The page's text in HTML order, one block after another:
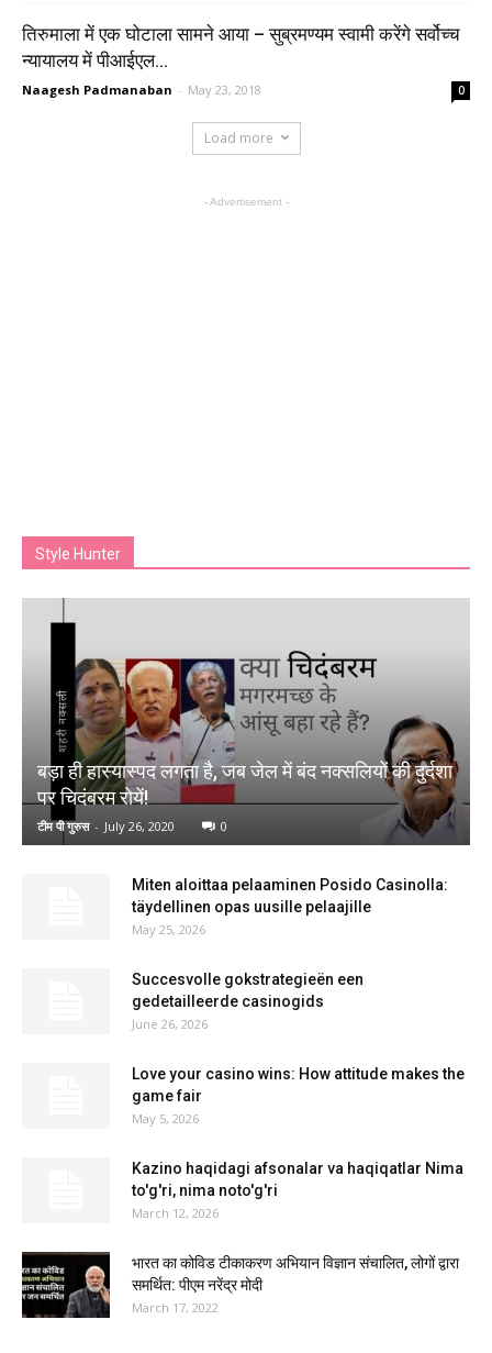
तिरुमाला में एक घोटाला सामने आया – सुब्रमण्यम स्वामी करेंगे सर्वोच्च
न्यायालय में पीआईएल...
Naagesh Padmanaban - May 23, 2018 0
Load more
- Advertisement -
Style Hunter
बड़ा ही हास्यास्पद लगता है, जब जेल में बंद नक्सलियों की दुर्दशा
पर चिदंबरम रोयें!
टीम पी गुरुस - July 26, 2020 0
Miten aloittaa pelaaminen Posido Casinolla:
täydellinen opas uusille pelaajille
May 25, 2026
Succesvolle gokstrategieën een
gedetailleerde casinogids
June 26, 2026
Love your casino wins: How attitude makes the
game fair
May 5, 2026
Kazino haqidagi afsonalar va haqiqatlar Nima
to'g'ri, nima noto'g'ri
March 12, 2026
भारत का कोविड टीकाकरण अभियान विज्ञान संचालित, लोगों द्वारा
समर्थित: पीएम नरेंद्र मोदी
March 17, 2022